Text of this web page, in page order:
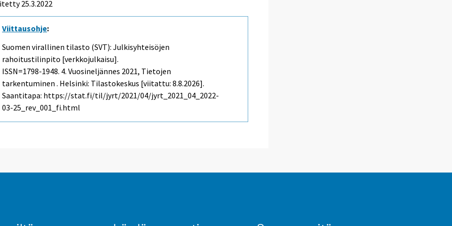
25.3.2022
Viittausohje:
Suomen virallinen tilasto (SVT): Julkisyhteisöjen
rahoitustilinpito [verkkojulkaisu].
ISSN=1798-1948. 4. Vuosineljännes 2021, Tietojen
tarkentuminen . Helsinki: Tilastokeskus [viitattu: 8.8.2026].
Saantitapa: https://stat.fi/til/jyrt/2021/04/jyrt_2021_04_2022-
03-25_rev_001_fi.html